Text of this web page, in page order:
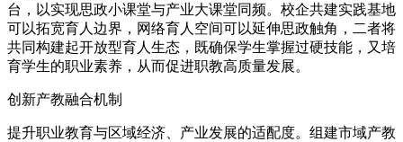
台，以实现思政小课堂与产业大课堂同频。校企共建实践基地
可以拓宽育人边界，网络育人空间可以延伸思政触角，二者将
共同构建起开放型育人生态，既确保学生掌握过硬技能，又培
育学生的职业素养，从而促进职教高质量发展。
创新产教融合机制
提升职业教育与区域经济、产业发展的适配度。组建市域产教